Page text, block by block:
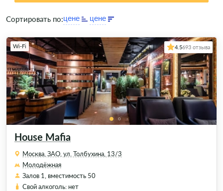
Сортировать по:
House Mafia
Wi-Fi 4.5693 отзыва
Москва, ЗАО, ул. Толбухина, 13/3
Молодёжная
Залов 1, вместимость 50
Свой алкоголь: нет